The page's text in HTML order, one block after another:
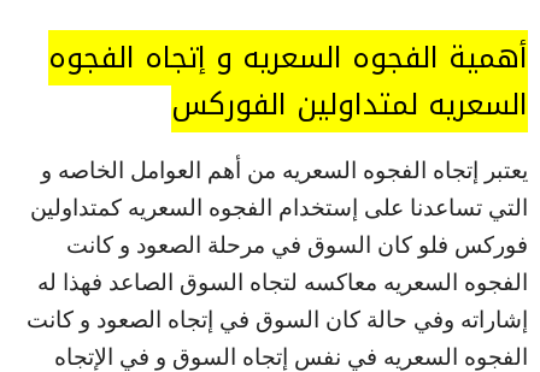
أهمية الفجوه السعريه و إتجاه الفجوه
السعريه لمتداولين الفوركس
يعتبر إتجاه الفجوه السعريه من أهم العوامل الخاصه و
التي تساعدنا على إستخدام الفجوه السعريه كمتداولين
فوركس فلو كان السوق في مرحلة الصعود و كانت
الفجوه السعريه معاكسه لتجاه السوق الصاعد فهذا له
إشاراته وفي حالة كان السوق في إتجاه الصعود و كانت
الفجوه السعريه في نفس إتجاه السوق و في الإتجاه